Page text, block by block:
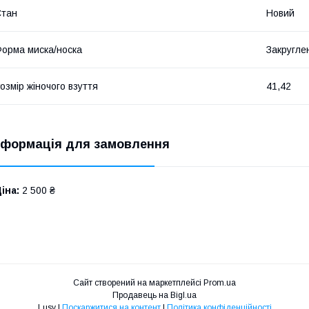
Новий
миска/носка
жіночого взуття 41,42
для замовлення
2 500 ₴
Сайт створений на маркетплейсі Prom.ua
Продавець на Bigl.ua